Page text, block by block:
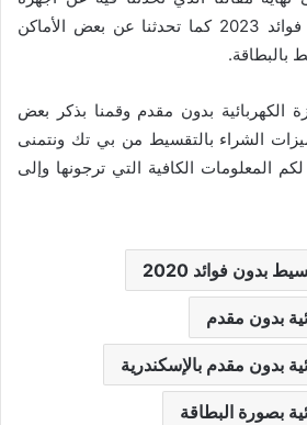
كهربائية بالتقسيط بدون فوائد 2023 كما تحدثنا عن بعض الأماكن
بالبطاقة.
الكهربائية بدون مقدم وقمنا بذكر بعض
الشراء بالتقسيط من بي تك ونتمنى
المعلومات الكافية التي ترجونها وإلى
بدون فوائد 2020
بدون مقدم
بدون مقدم بالإسكندرية
بصورة البطاقة